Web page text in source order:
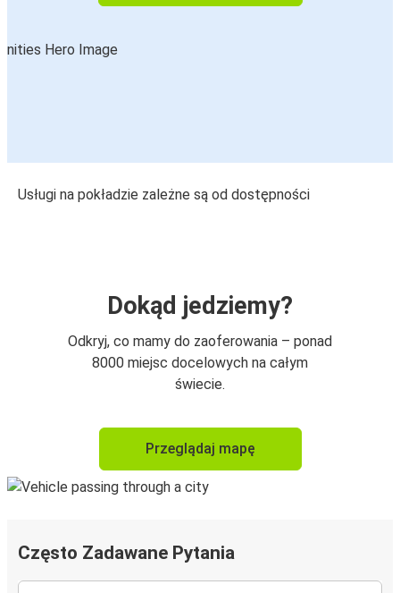
Usługi na pokładzie zależne są od dostępności
Dokąd jedziemy?
Odkryj, co mamy do zaoferowania – ponad
8000 miejsc docelowych na całym
świecie.
Przeglądaj mapę
Często Zadawane Pytania